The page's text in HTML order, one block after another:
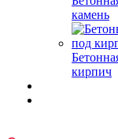
камень
кирпич